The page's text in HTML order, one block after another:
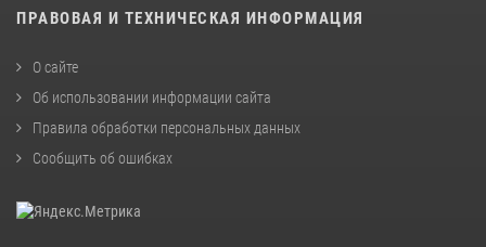
ПРАВОВАЯ И ТЕХНИЧЕСКАЯ ИНФОРМАЦИЯ
О сайте
Об использовании информации сайта
Правила обработки персональных данных
Сообщить об ошибках